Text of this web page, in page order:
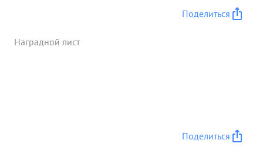
Поделиться
Наградной лист
Поделиться